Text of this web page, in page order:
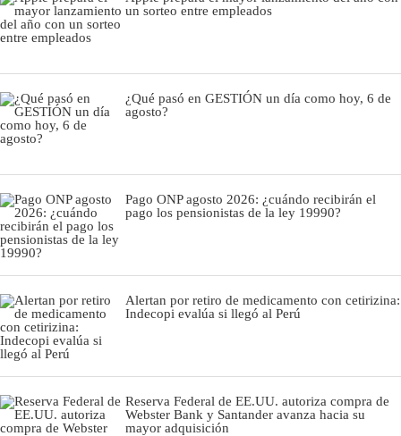
un sorteo entre empleados
¿Qué pasó en GESTIÓN un día como hoy, 6 de
agosto?
Pago ONP agosto 2026: ¿cuándo recibirán el
pago los pensionistas de la ley 19990?
Alertan por retiro de medicamento con cetirizina:
Indecopi evalúa si llegó al Perú
Reserva Federal de EE.UU. autoriza compra de
Webster Bank y Santander avanza hacia su
mayor adquisición